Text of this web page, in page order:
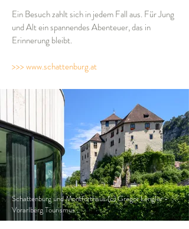
Ein Besuch zahlt sich in jedem Fall aus. Für Jung
und Alt ein spannendes Abenteuer, das in
Erinnerung bleibt.
>>> www.schattenburg.at
Schattenburg und Montforthaus (c) Gregor Lengler -
Vorarlberg Tourismus